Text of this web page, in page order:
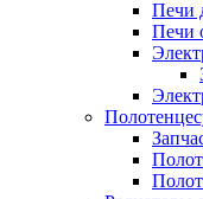
Печи
Печи